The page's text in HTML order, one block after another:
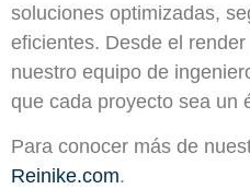
soluciones optimizadas,
eficientes. Desde el
nuestro equipo de
que cada proyecto sea un
Para conocer más de
Reinike.com.